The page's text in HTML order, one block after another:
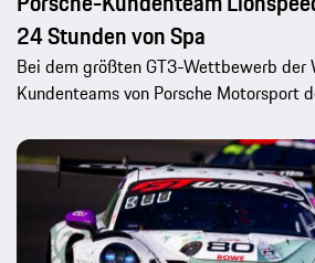
24 Stunden von Spa
Bei dem größten GT3-Wettbewerb der
Kundenteams von Porsche Motorsport